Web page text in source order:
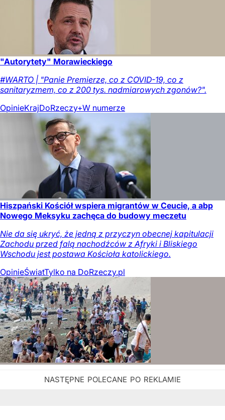
"Autorytety" Morawieckiego
#WARTO | "Panie Premierze, co z COVID-19, co z
sanitaryzmem, co z 200 tys. nadmiarowych zgonów?".
OpinieKrajDoRzeczy+W numerze
Hiszpański Kościół wspiera migrantów w Ceucie, a abp
Nowego Meksyku zachęca do budowy meczetu
Nie da się ukryć, że jedną z przyczyn obecnej kapitulacji
Zachodu przed falą nachodźców z Afryki i Bliskiego
Wschodu jest postawa Kościoła katolickiego.
OpinieŚwiatTylko na DoRzeczy.pl